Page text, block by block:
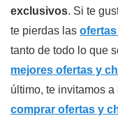
exclusivos. Si te
te pierdas las
tanto de todo lo que
mejores ofertas y
último, te invitamos a
comprar ofertas y